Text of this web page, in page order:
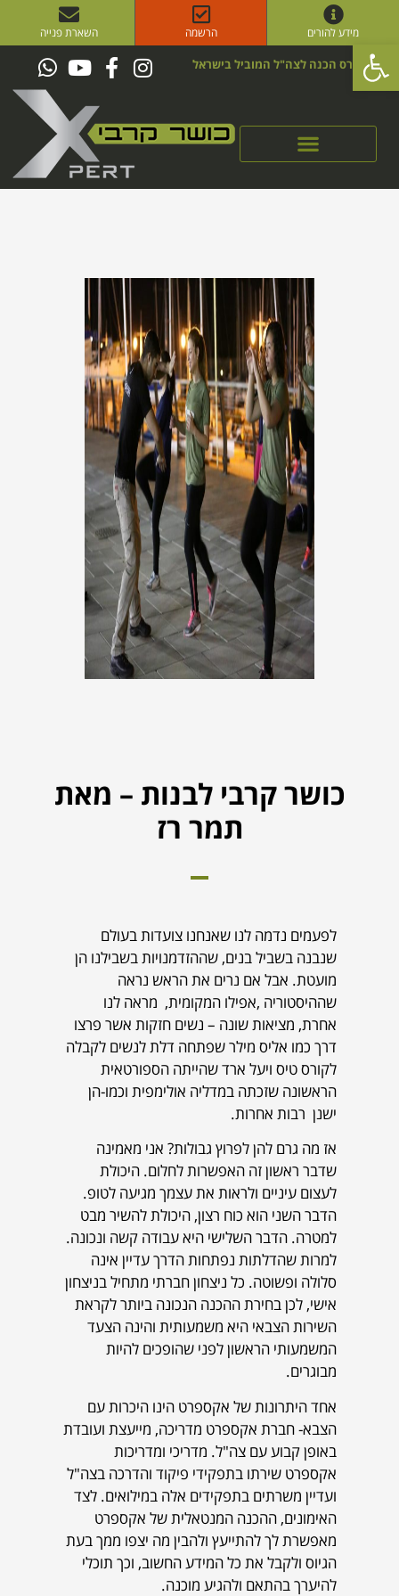
פתח סרגל נגישות
מידע להורים הרשמה השארת פנייה
קורס הכנה לצה"ל המוביל בישראל
כושר קרבי לבנות – מאת
תמר רז
לפעמים נדמה לנו שאנחנו צועדות בעולם
שנבנה בשביל בנים, שההזדמנויות בשבילנו הן
מועטת. אבל אם נרים את הראש נראה
שההיסטוריה ,אפילו המקומית, מראה לנו
אחרת, מציאות שונה – נשים חזקות אשר פרצו
דרך כמו אליס מילר שפתחה דלת לנשים לקבלה
לקורס טיס ויעל ארד שהייתה הספורטאית
הראשונה שזכתה במדליה אולימפית וכמו-הן
ישנן רבות אחרות.
אז מה גרם להן לפרוץ גבולות? אני מאמינה
שדבר ראשון זה האפשרות לחלום. היכולת
לעצום עיניים ולראות את עצמך מגיעה לטופ.
הדבר השני הוא כוח רצון, היכולת להשיר מבט
למטרה. הדבר השלישי היא עבודה קשה ונכונה.
למרות שהדלתות נפתחות הדרך עדיין אינה
סלולה ופשוטה. כל ניצחון חברתי מתחיל בניצחון
אישי, לכן בחירת ההכנה הנכונה ביותר לקראת
השירות הצבאי היא משמעותית והינה הצעד
המשמעותי הראשון לפני שהופכים להיות
מבוגרים.
אחד היתרונות של אקספרט הינו היכרות עם
הצבא- חברת אקספרט מדריכה, מייעצת ועובדת
באופן קבוע עם צה"ל. מדריכי ומדריכות
אקספרט שירתו בתפקידי פיקוד והדרכה בצה"ל
ועדיין משרתים בתפקידים אלה במילואים. לצד
האימונים, ההכנה המנטאלית של אקספרט
מאפשרת לך להתייעץ ולהבין מה יצפו ממך בעת
הגיוס ולקבל את כל המידע החשוב, וכך תוכלי
להיערך בהתאם ולהגיע מוכנה.